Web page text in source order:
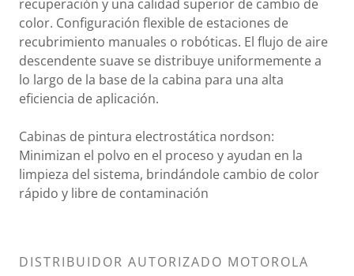
recuperación y una calidad superior de cambio de
color. Configuración flexible de estaciones de
recubrimiento manuales o robóticas. El flujo de aire
descendente suave se distribuye uniformemente a
lo largo de la base de la cabina para una alta
eficiencia de aplicación.
Cabinas de pintura electrostática nordson:
Minimizan el polvo en el proceso y ayudan en la
limpieza del sistema, brindándole cambio de color
rápido y libre de contaminación
DISTRIBUIDOR AUTORIZADO MOTOROLA